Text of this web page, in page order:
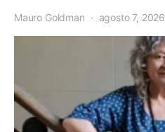
Mauro Goldman agosto 7, 2026